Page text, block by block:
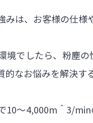
みは、お客様の仕様
境でしたら、粉塵
的なお悩みを解決す
10～4,000m＾3/